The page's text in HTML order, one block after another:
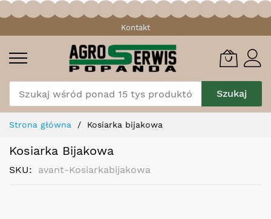
Przejdź
Kontakt
Szukaj
Strona główna Kosiarka bijakowa
Kosiarka Bijakowa
SKU avant-Kosiarkabijakowa